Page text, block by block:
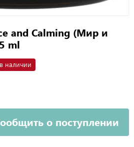
and Calming (Мир и
ml
наличии
о поступлении